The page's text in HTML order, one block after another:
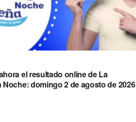
el resultado online de La
Noche: domingo 2 de agosto de 2026